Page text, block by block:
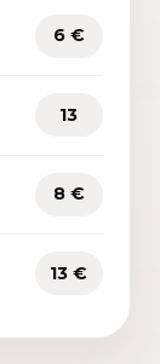
6 €
13
8 €
13 €